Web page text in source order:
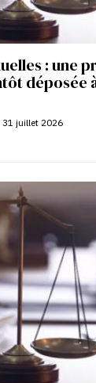
: une
déposée
31 juillet 2026